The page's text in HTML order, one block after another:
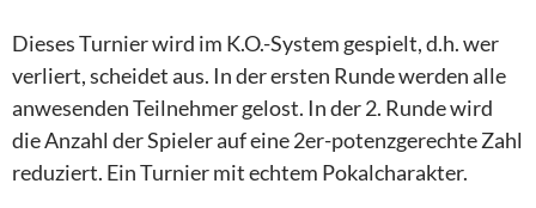
Dieses Turnier wird im K.O.-System gespielt, d.h. wer
verliert, scheidet aus. In der ersten Runde werden alle
anwesenden Teilnehmer gelost. In der 2. Runde wird
die Anzahl der Spieler auf eine 2er-potenzgerechte Zahl
reduziert. Ein Turnier mit echtem Pokalcharakter.